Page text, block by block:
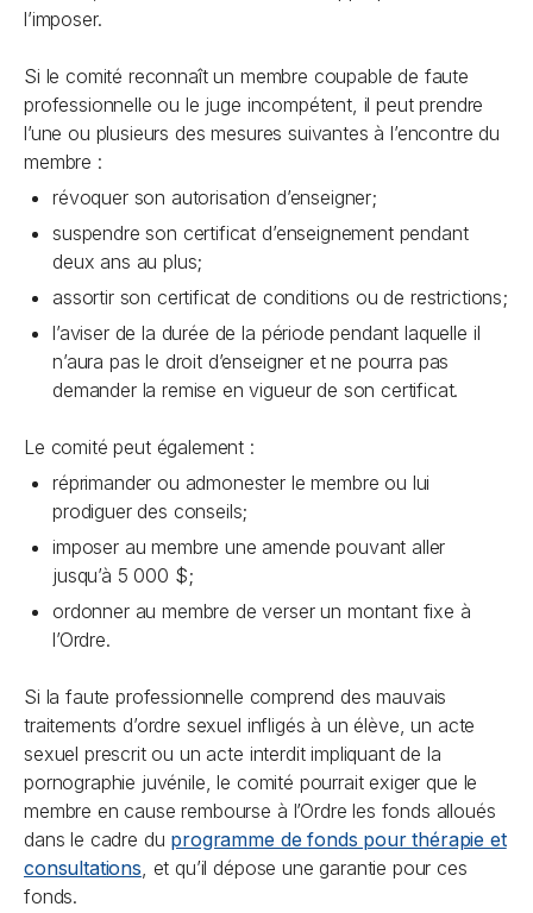
l’imposer.
Si le comité reconnaît un membre coupable de faute
professionnelle ou le juge incompétent, il peut prendre
l’une ou plusieurs des mesures suivantes à l’encontre du
membre :
révoquer son autorisation d’enseigner;
suspendre son certificat d’enseignement pendant
deux ans au plus;
assortir son certificat de conditions ou de restrictions;
l’aviser de la durée de la période pendant laquelle il
n’aura pas le droit d’enseigner et ne pourra pas
demander la remise en vigueur de son certificat.
Le comité peut également :
réprimander ou admonester le membre ou lui
prodiguer des conseils;
imposer au membre une amende pouvant aller
jusqu’à 5 000 $;
ordonner au membre de verser un montant fixe à
l’Ordre.
Si la faute professionnelle comprend des mauvais
traitements d’ordre sexuel infligés à un élève, un acte
sexuel prescrit ou un acte interdit impliquant de la
pornographie juvénile, le comité pourrait exiger que le
membre en cause rembourse à l’Ordre les fonds alloués
dans le cadre du programme de fonds pour thérapie et
consultations, et qu’il dépose une garantie pour ces
fonds.